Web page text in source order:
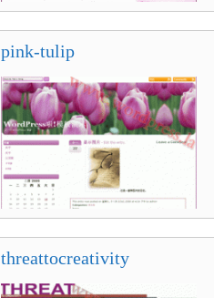
pink-tulip
threattocreativity